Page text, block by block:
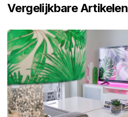
Vergelijkbare Artikelen